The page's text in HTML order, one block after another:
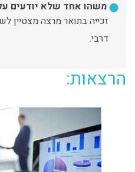
משהו אחד שלא יודעים
דרבי.
הרצאות: